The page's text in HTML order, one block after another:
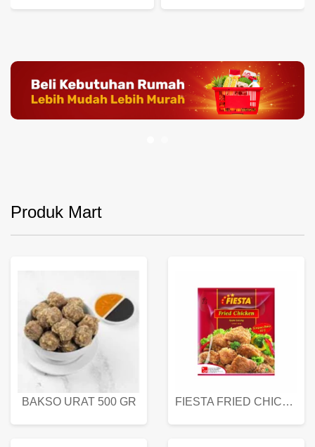
Produk Mart
BAKSO URAT 500 GR FIESTA FRIED CHICKEN 500 GR